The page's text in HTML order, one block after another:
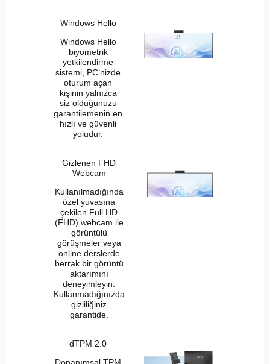
Windows Hello
Windows Hello
biyometrik
yetkilendirme
sistemi, PC’nizde
oturum açan
kişinin yalnızca
siz olduğunuzu
garantilemenin en
hızlı ve güvenli
yoludur.
Gizlenen FHD
Webcam
Kullanılmadığında
özel yuvasına
çekilen Full HD
(FHD) webcam ile
görüntülü
görüşmeler veya
online derslerde
berrak bir görüntü
aktarımını
deneyimleyin.
Kullanmadığınızda
gizliliğiniz
garantide.
dTPM 2.0